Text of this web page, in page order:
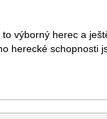
výborný herec a
herecké schopnosti